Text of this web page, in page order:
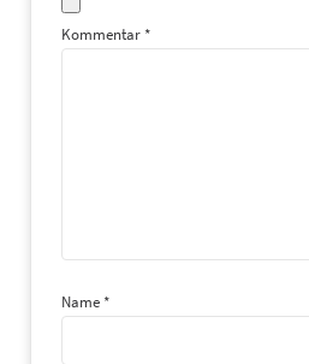
Kommentar *
Name *